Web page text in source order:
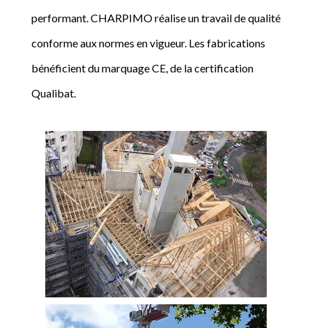
performant. CHARPIMO réalise un travail de qualité
conforme aux normes en vigueur. Les fabrications
bénéficient du marquage CE, de la certification
Qualibat.